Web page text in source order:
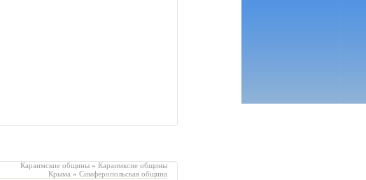
Караимские общины» Караимксие общины
Крыма » Симферопольская община